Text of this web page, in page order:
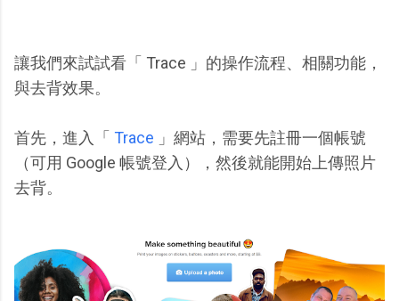
讓我們來試試看「 Trace 」的操作流程、相關功能，
與去背效果。
首先，進入「 Trace 」網站，需要先註冊一個帳號
（可用 Google 帳號登入），然後就能開始上傳照片
去背。